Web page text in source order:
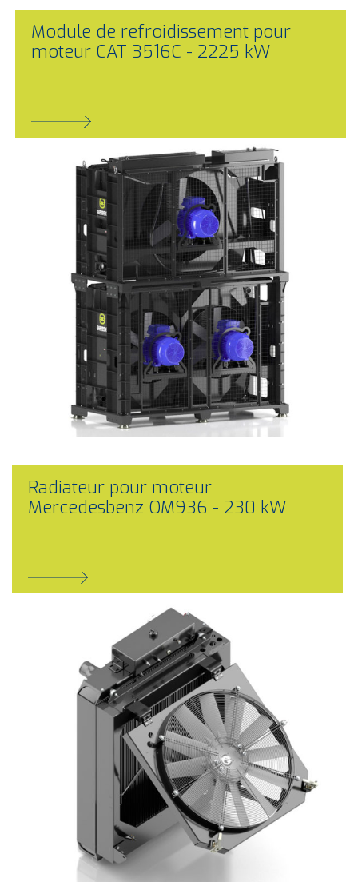
Module de refroidissement pour
moteur CAT 3516C - 2225 kW
Radiateur pour moteur
Mercedesbenz OM936 - 230 kW